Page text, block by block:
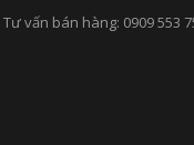
Tư vấn bán hàng: 0909 553